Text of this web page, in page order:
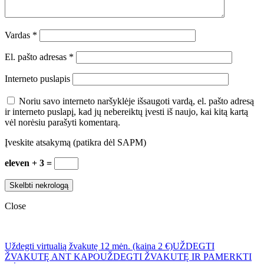
Vardas *
El. pašto adresas *
Interneto puslapis
Noriu savo interneto naršyklėje išsaugoti vardą, el. pašto adresą
ir interneto puslapį, kad jų nebereiktų įvesti iš naujo, kai kitą kartą
vėl norėsiu parašyti komentarą.
Įveskite atsakymą (patikra dėl SAPM)
eleven + 3 =
Close
Uždegti virtualią žvakutę 12 mėn. (kaina 2 €)UŽDEGTI
ŽVAKUTĘ ANT KAPOUŽDEGTI ŽVAKUTĘ IR PAMERKTI